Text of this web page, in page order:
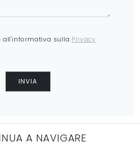
all'informativa sulla Privacy
INVIA
A NAVIGARE